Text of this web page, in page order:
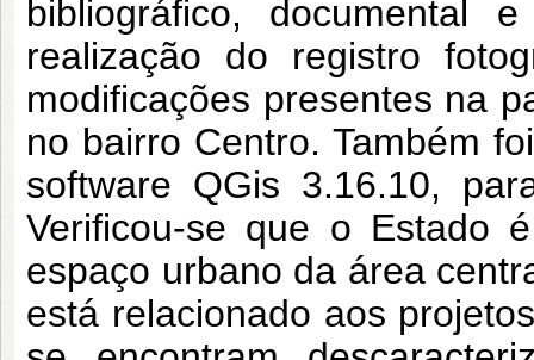
bibliográfico, documental
realização do registro
modificações presentes na
no bairro Centro. Também
software QGis 3.16.10,
Verificou-se que o Estado
espaço urbano da área
está relacionado aos